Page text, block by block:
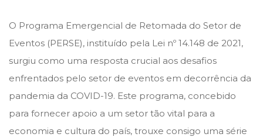
s
t
e
d
o
n
s
t
e
d
i
n
O Programa Emergencial de Retomada do Setor de
Eventos (PERSE), instituído pela Lei nº 14.148 de 2021,
surgiu como uma resposta crucial aos desafios
enfrentados pelo setor de eventos em decorrência da
pandemia da COVID-19. Este programa, concebido
para fornecer apoio a um setor tão vital para a
economia e cultura do país, trouxe consigo uma série